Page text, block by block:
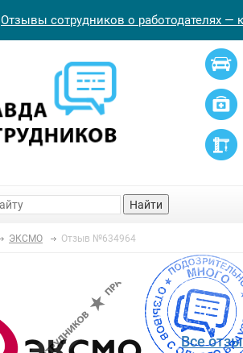
Отзывы сотрудников о работодателях —
Найти
ЭКСМО Отзыв №634964
Все